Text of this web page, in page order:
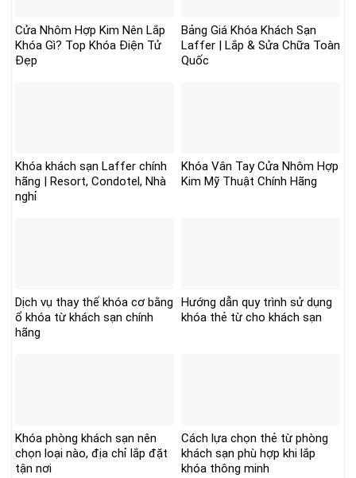
Cửa Nhôm Hợp Kim Nên Lắp
Khóa Gì? Top Khóa Điện Tử
Đẹp
Bảng Giá Khóa Khách Sạn
Laffer | Lắp & Sửa Chữa Toàn
Quốc
Khóa khách sạn Laffer chính
hãng | Resort, Condotel, Nhà
nghỉ
Khóa Vân Tay Cửa Nhôm Hợp
Kim Mỹ Thuật Chính Hãng
Dịch vụ thay thế khóa cơ bằng
ổ khóa từ khách sạn chính
hãng
Hướng dẫn quy trình sử dụng
khóa thẻ từ cho khách sạn
Khóa phòng khách sạn nên
chọn loại nào, địa chỉ lắp đặt
tận nơi
Cách lựa chọn thẻ từ phòng
khách sạn phù hợp khi lắp
khóa thông minh